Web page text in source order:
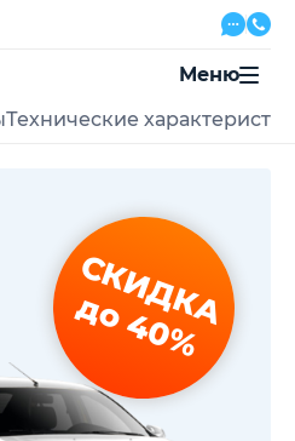
03-23
без выходных
Меню
Технические
СКИДКА
до 40%